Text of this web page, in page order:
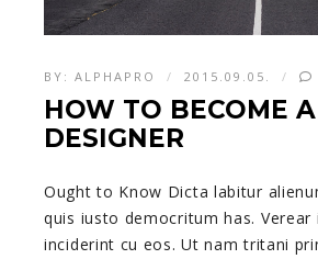
BY: ALPHAPRO 2015.09.05.
HOW TO BECOME A
DESIGNER
Ought to Know Dicta labitur
quis iusto democritum has. Verear
inciderint cu eos. Ut nam tritani